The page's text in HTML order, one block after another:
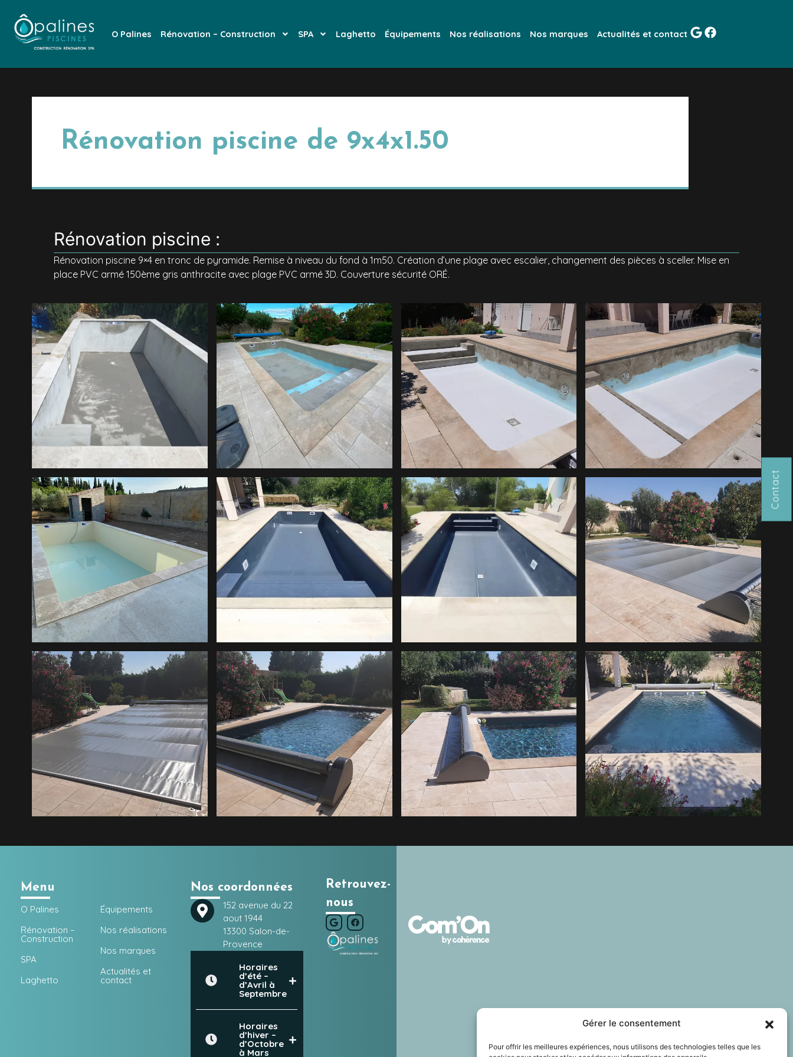
Gérer le consentement
Pour offrir les meilleures expériences, nous utilisons des technologies telles que les
O Palines Rénovation – Construction SPA Laghetto Équipements Nos réalisations Nos marques Actualités et contact
Rénovation piscine de 9x4x1.50
Rénovation piscine :
Rénovation piscine 9×4 en tronc de pyramide. Remise à niveau du fond à 1m50. Création d’une plage avec escalier, changement des pièces à sceller. Mise en
place PVC armé 150ème gris anthracite avec plage PVC armé 3D. Couverture sécurité ORÉ.
Menu
O Palines
Rénovation –
Construction
SPA
Laghetto
Équipements
Nos réalisations
Nos marques
Actualités et
contact
Nos coordonnées
152 avenue du 22
aout 1944
13300 Salon-de-
Provence
Horaires
d’été –
d’Avril à
Septembre
Horaires
d’hiver –
d’Octobre
à Mars
Retrouvez-
nous
Contact